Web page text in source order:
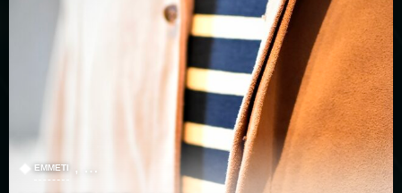
EMMETI , …